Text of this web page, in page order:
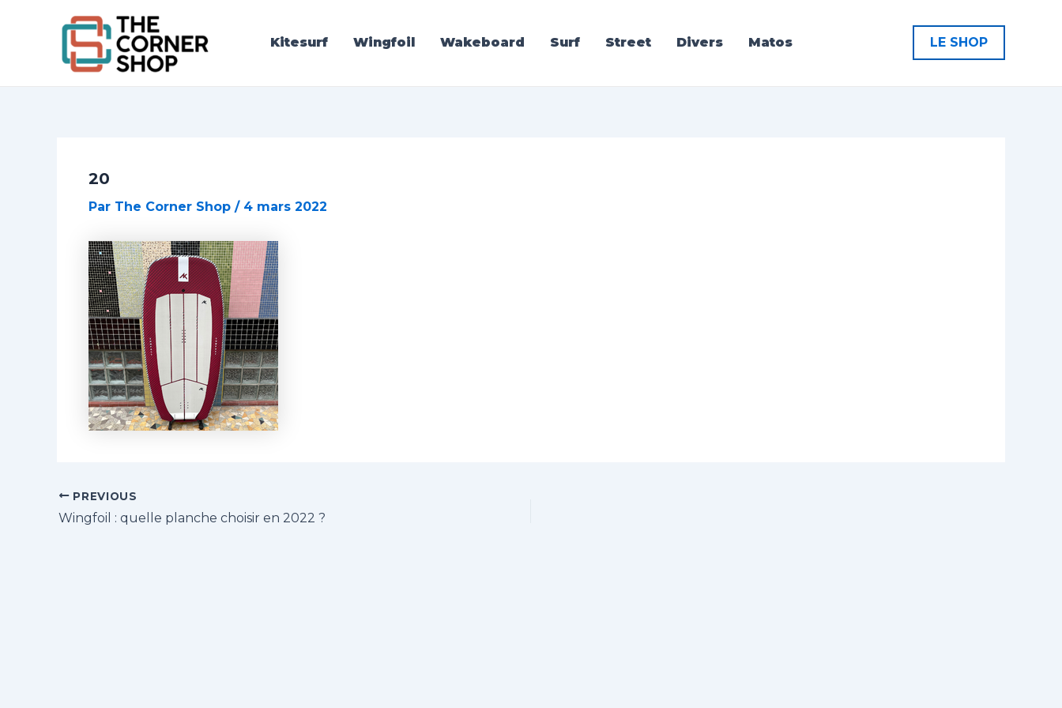
Kitesurf Wingfoil Wakeboard Surf Street Divers Matos LE SHOP
20
Par The Corner Shop / 4 mars 2022
navigation
PREVIOUS
Wingfoil : quelle planche choisir en 2022 ?